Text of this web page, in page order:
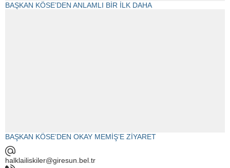
BAŞKAN KÖSE’DEN ANLAMLI BİR İLK DAHA
BAŞKAN KÖSE’DEN OKAY MEMİŞ’E ZİYARET
halklailiskiler@giresun.bel.tr